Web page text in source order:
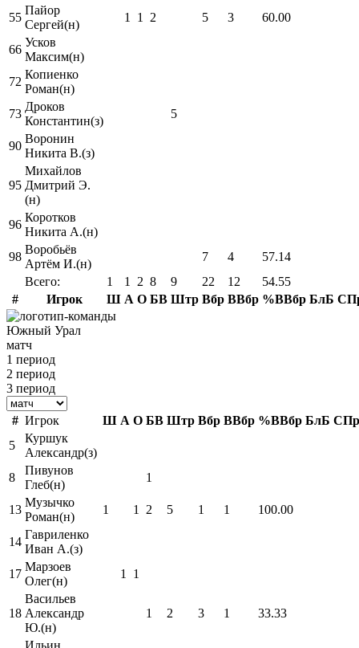
Всего: 1 1 2 8 9 22 12
54.55
#
Игрок Ш А О БВ Штр Вбр ВВбр %ВВбр БлБ
55
Пайор
Сергей(н)
1 1 2 5 3 60.00
66
Усков
Максим(н)
72
Копиенко
Роман(н)
73
Дроков
Константин(з)
5
90
Воронин
Никита В.(з)
95
Михайлов
Дмитрий Э.
(н)
96
Коротков
Никита А.(н)
98
Воробьёв
Артём И.(н)
7 4 57.14
Южный Урал
матч
1 период
2 период
3 период
# Игрок Ш А О БВ Штр Вбр ВВбр %ВВбр БлБ СПр
5
Куршук
Александр(з)
8
Пивунов
Глеб(н)
1
13
Музычко
Роман(н)
1 1 2 5 1 1 100.00
14
Гавриленко
Иван А.(з)
17
Марзоев
Олег(н)
1 1
18
Васильев
Александр
Ю.(н)
1 2 3 1 33.33
Ильин